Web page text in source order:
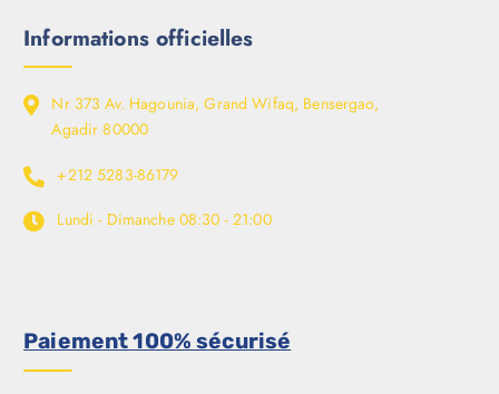
Informations officielles
Nr 373 Av. Hagounia, Grand Wifaq, Bensergao,
Agadir 80000
+212 5283-86179
Lundi - Dimanche 08:30 - 21:00
Paiement 100% sécurisé